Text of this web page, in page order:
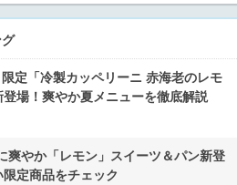
定「冷製カッペリーニ 赤海老のレモ
登場！爽やか夏メニューを徹底解説
爽やか「レモン」スイーツ＆パン新登
定商品をチェック